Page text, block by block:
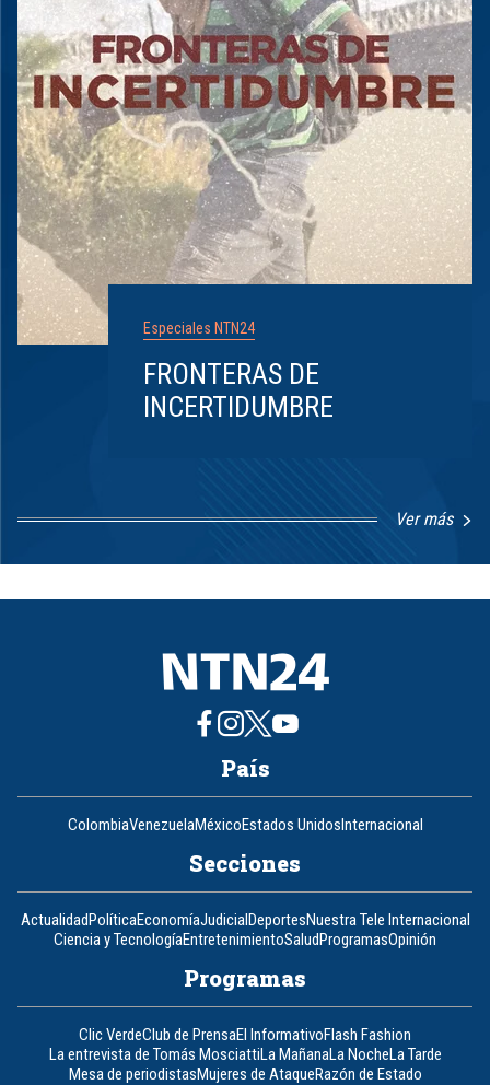
Especiales NTN24
FRONTERAS DE
INCERTIDUMBRE
Ver más
1
8
País
ColombiaVenezuelaMéxicoEstados UnidosInternacional
Secciones
ActualidadPolíticaEconomíaJudicialDeportesNuestra Tele Internacional
Ciencia y TecnologíaEntretenimientoSaludProgramasOpinión
Programas
Clic VerdeClub de PrensaEl InformativoFlash Fashion
La entrevista de Tomás MosciattiLa MañanaLa NocheLa Tarde
Mesa de periodistasMujeres de AtaqueRazón de Estado